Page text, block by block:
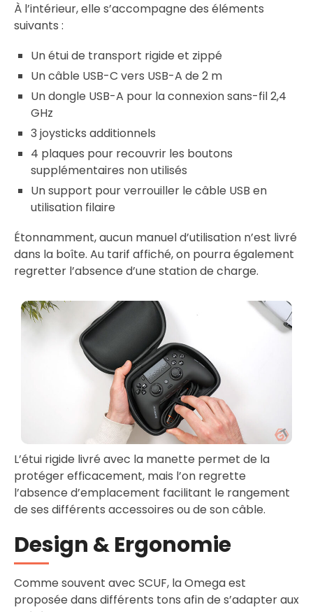
À l’intérieur, elle s’accompagne des éléments
suivants :
Un étui de transport rigide et zippé
Un câble USB-C vers USB-A de 2 m
Un dongle USB-A pour la connexion sans-fil 2,4
GHz
3 joysticks additionnels
4 plaques pour recouvrir les boutons
supplémentaires non utilisés
Un support pour verrouiller le câble USB en
utilisation filaire
Étonnamment, aucun manuel d’utilisation n’est livré
dans la boîte. Au tarif affiché, on pourra également
regretter l’absence d’une station de charge.
L’étui rigide livré avec la manette permet de la
protéger efficacement, mais l’on regrette
l’absence d’emplacement facilitant le rangement
de ses différents accessoires ou de son câble.
Design & Ergonomie
Comme souvent avec SCUF, la Omega est
proposée dans différents tons afin de s’adapter aux